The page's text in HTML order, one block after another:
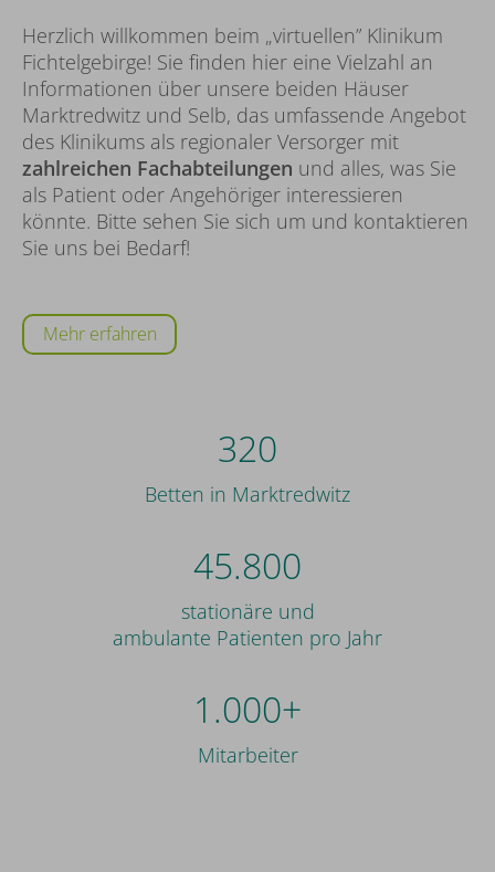
Herzlich willkommen beim „virtuellen” Klinikum
Fichtelgebirge! Sie finden hier eine Vielzahl an
Informationen über unsere beiden Häuser
Marktredwitz und Selb, das umfassende Angebot
des Klinikums als regionaler Versorger mit
zahlreichen Fachabteilungen und alles, was Sie
als Patient oder Angehöriger interessieren
könnte. Bitte sehen Sie sich um und kontaktieren
Sie uns bei Bedarf!
Mehr erfahren
320
Betten in Marktredwitz
45.800
stationäre und
ambulante Patienten pro Jahr
1.000+
Mitarbeiter